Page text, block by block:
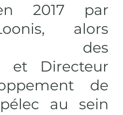
2017 par
alors
des
et Directeur
de
au sein